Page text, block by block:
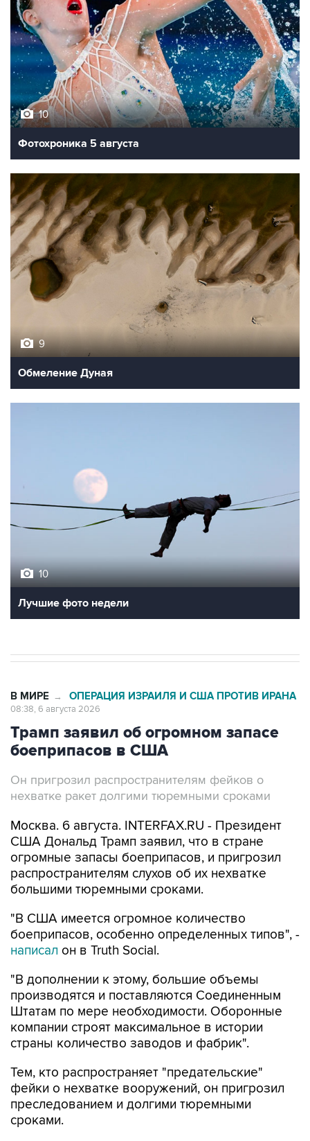
10
Фотохроника 5 августа
9
Обмеление Дуная
10
Лучшие фото недели
В МИРЕ → ОПЕРАЦИЯ ИЗРАИЛЯ И США ПРОТИВ ИРАНА
08:38, 6 августа 2026
Трамп заявил об огромном запасе
боеприпасов в США
Он пригрозил распространителям фейков о
нехватке ракет долгими тюремными сроками
Москва. 6 августа. INTERFAX.RU - Президент
США Дональд Трамп заявил, что в стране
огромные запасы боеприпасов, и пригрозил
распространителям слухов об их нехватке
большими тюремными сроками.
"В США имеется огромное количество
боеприпасов, особенно определенных типов", -
написал он в Truth Social.
"В дополнении к этому, большие объемы
производятся и поставляются Соединенным
Штатам по мере необходимости. Оборонные
компании строят максимальное в истории
страны количество заводов и фабрик".
Тем, кто распространяет "предательские"
фейки о нехватке вооружений, он пригрозил
преследованием и долгими тюремными
сроками.